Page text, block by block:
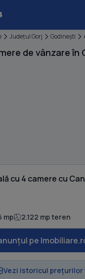
Judeţul Gorj Godineşti
de vânzare în
mp 2.122 mp teren
pe
Vezi istoricul prețurilor